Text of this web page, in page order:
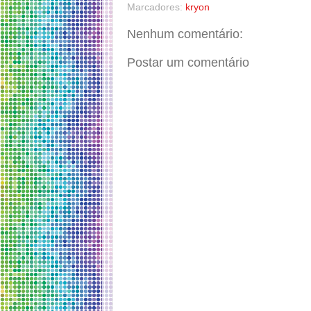
Marcadores: kryon
Nenhum comentário:
Postar um comentário